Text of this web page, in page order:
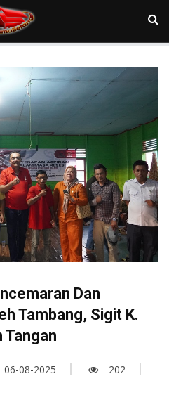
Dan
Tambang, Sigit K.
Tangan
06-08-2025
202